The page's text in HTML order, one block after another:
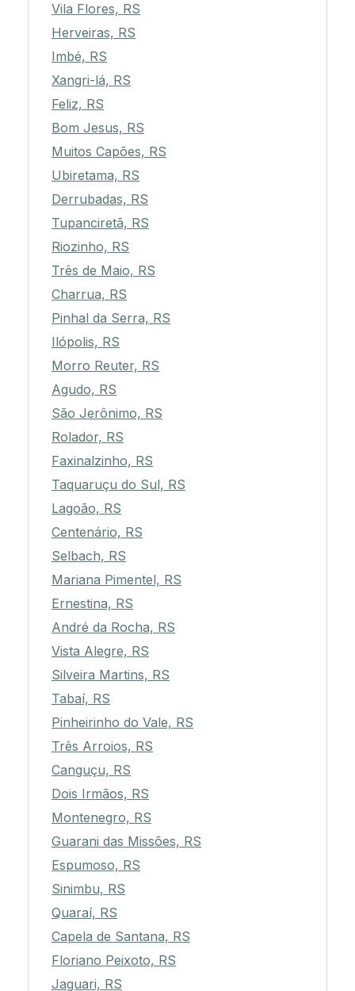
Vila Flores, RS
Herveiras, RS
Imbé, RS
Xangri-lá, RS
Feliz, RS
Bom Jesus, RS
Muitos Capões, RS
Ubiretama, RS
Derrubadas, RS
Tupanciretã, RS
Riozinho, RS
Três de Maio, RS
Charrua, RS
Pinhal da Serra, RS
Ilópolis, RS
Morro Reuter, RS
Agudo, RS
São Jerônimo, RS
Rolador, RS
Faxinalzinho, RS
Taquaruçu do Sul, RS
Lagoão, RS
Centenário, RS
Selbach, RS
Mariana Pimentel, RS
Ernestina, RS
André da Rocha, RS
Vista Alegre, RS
Silveira Martins, RS
Tabaí, RS
Pinheirinho do Vale, RS
Três Arroios, RS
Canguçu, RS
Dois Irmãos, RS
Montenegro, RS
Guarani das Missões, RS
Espumoso, RS
Sinimbu, RS
Quaraí, RS
Capela de Santana, RS
Floriano Peixoto, RS
Jaguari, RS